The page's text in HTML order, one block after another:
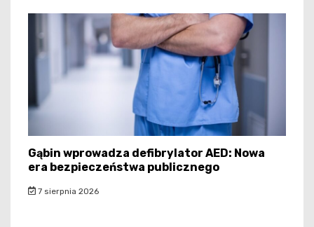
Gąbin wprowadza defibrylator AED: Nowa
era bezpieczeństwa publicznego
7 sierpnia 2026